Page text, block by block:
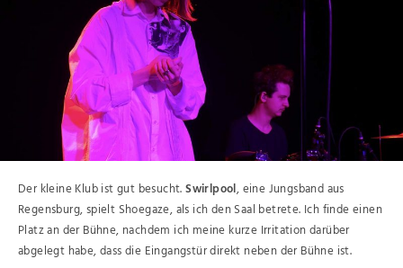
Der kleine Klub ist gut besucht.Swirlpool, eine Jungsband aus
Regensburg, spielt Shoegaze, als ich den Saal betrete. Ich finde einen
Platz an der Bühne, nachdem ich meine kurze Irritation darüber
abgelegt habe, dass die Eingangstür direkt neben der Bühne ist.